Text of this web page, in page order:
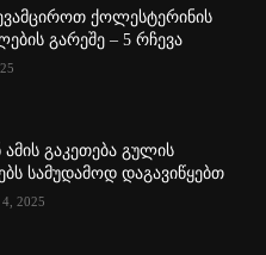
ქოლესტერინის
გარეშე – 5 რჩევა
ამის გაკეთება გულის
სამუდამოდ დაგავიწყებთ
2025